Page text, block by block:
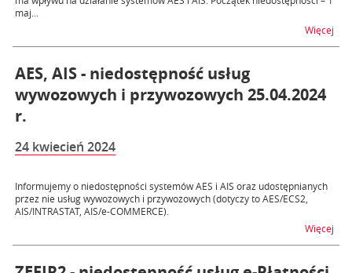
maj...
Więcej
AES, AIS - niedostępność usług
wywozowych i przywozowych 25.04.2024
r.
24 kwiecień 2024
Informujemy o niedostępności systemów AES i AIS oraz udostępnianych
przez nie usług wywozowych i przywozowych (dotyczy to AES/ECS2,
AIS/INTRASTAT, AIS/e-COMMERCE).
Więcej